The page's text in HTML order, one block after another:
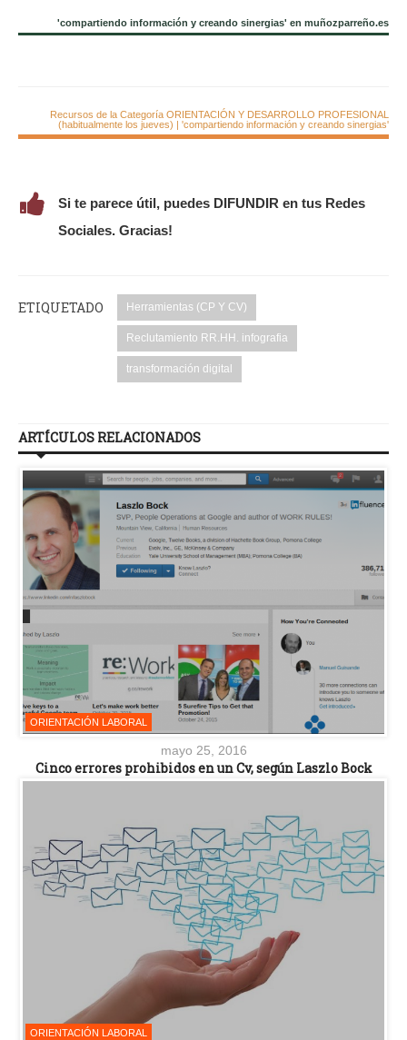
'compartiendo información y creando sinergias' en muñozparreño.es
Recursos de la Categoría ORIENTACIÓN Y DESARROLLO PROFESIONAL
(habitualmente los jueves) | 'compartiendo información y creando sinergias'
Si te parece útil, puedes DIFUNDIR en tus Redes
Sociales. Gracias!
ETIQUETADO Herramientas (CP Y CV)
Reclutamiento RR.HH. infografia
transformación digital
ARTÍCULOS RELACIONADOS
ORIENTACIÓN LABORAL
mayo 25, 2016
Cinco errores prohibidos en un Cv, según Laszlo Bock
ORIENTACIÓN LABORAL